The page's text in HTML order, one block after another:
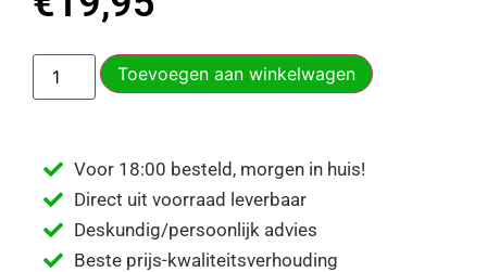
Toevoegen aan winkelwagen
Voor 18:00 besteld, morgen in huis!
Direct uit voorraad leverbaar
Deskundig/persoonlijk advies
Beste prijs-kwaliteitsverhouding